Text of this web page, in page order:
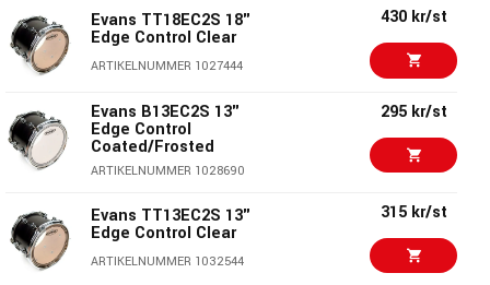
ARTIKELNUMMER 1032544
Evans TT10EC2S 10"
Edge Control Clear
ARTIKELNUMMER 1027440
295 kr/st
Evans B16EC2S 16"
Edge Control
ARTIKELNUMMER 1027438
365 kr/st
Evans B15EC2S 15"
Edge Control
335 kr/st
Evans TT18EC2S 18"
Edge Control Clear
ARTIKELNUMMER 1027444
430 kr/st
Evans B13EC2S 13"
Edge Control
Coated/Frosted
ARTIKELNUMMER 1028690
295 kr/st
Evans TT13EC2S 13"
Edge Control Clear
ARTIKELNUMMER 1032544
315 kr/st